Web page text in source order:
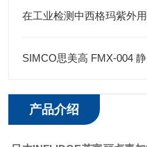
在工业检测中西格玛紫外
SIMCO思美高 FMX-004
产品介绍